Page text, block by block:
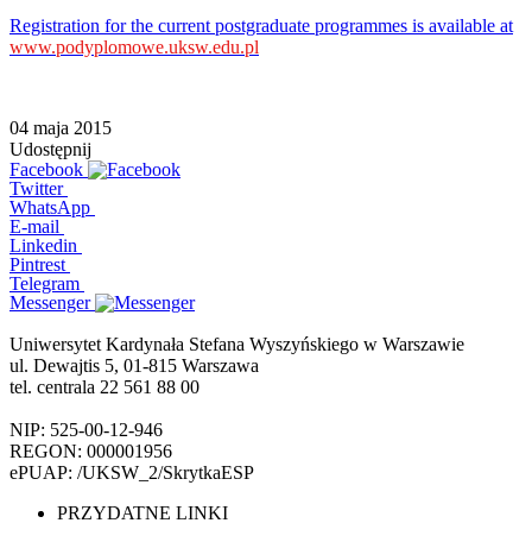
Registration for the current postgraduate programmes is available at
www.podyplomowe.uksw.edu.pl
04 maja 2015
Udostępnij
Facebook
Twitter
WhatsApp
E-mail
Linkedin
Pintrest
Telegram
Messenger
Uniwersytet Kardynała Stefana Wyszyńskiego w Warszawie
ul. Dewajtis 5, 01-815 Warszawa
tel. centrala 22 561 88 00
NIP: 525-00-12-946
REGON: 000001956
ePUAP: /UKSW_2/SkrytkaESP
PRZYDATNE LINKI